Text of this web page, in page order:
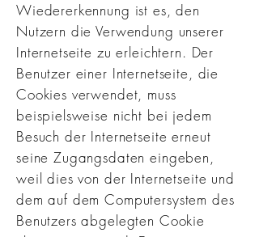
Wiedererkennung ist es, den
Nutzern die Verwendung unserer
Internetseite zu erleichtern. Der
Benutzer einer Internetseite, die
Cookies verwendet, muss
beispielsweise nicht bei jedem
Besuch der Internetseite erneut
seine Zugangsdaten eingeben,
weil dies von der Internetseite und
dem auf dem Computersystem des
Benutzers abgelegten Cookie